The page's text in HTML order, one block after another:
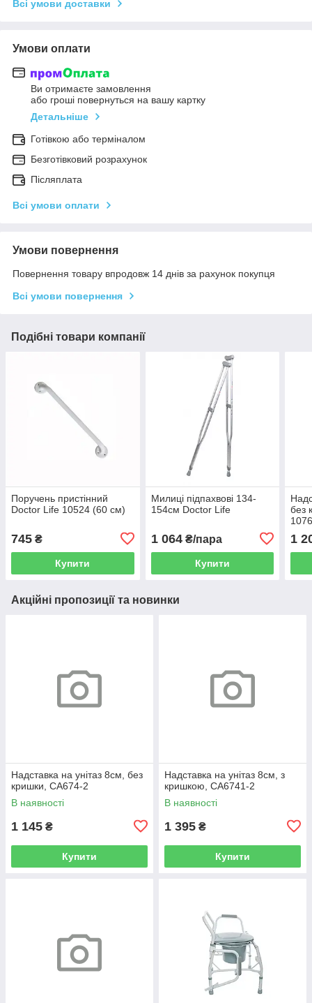
Всі умови доставки
Умови оплати
Ви отримаєте замовлення
або гроші повернуться на вашу картку
Детальніше
Готівкою або терміналом
Безготівковий розрахунок
Післяплата
Всі умови оплати
Умови повернення
Повернення товару впродовж 14 днів за рахунок покупця
Всі умови повернення
Подібні товари компанії
Поручень пристінний
Doctor Life 10524 (60 см)
745 ₴
Купити
Милиці підпахвові 134-
154см Doctor Life
1 064₴/пара
Купити
без
1
Акційні пропозиції та новинки
Надставка на унітаз 8см, без
кришки, CA674-2
В наявності
1 145 ₴
Купити
Надставка на унітаз 8см, з
кришкою, CA6741-2
В наявності
1 395 ₴
Купити